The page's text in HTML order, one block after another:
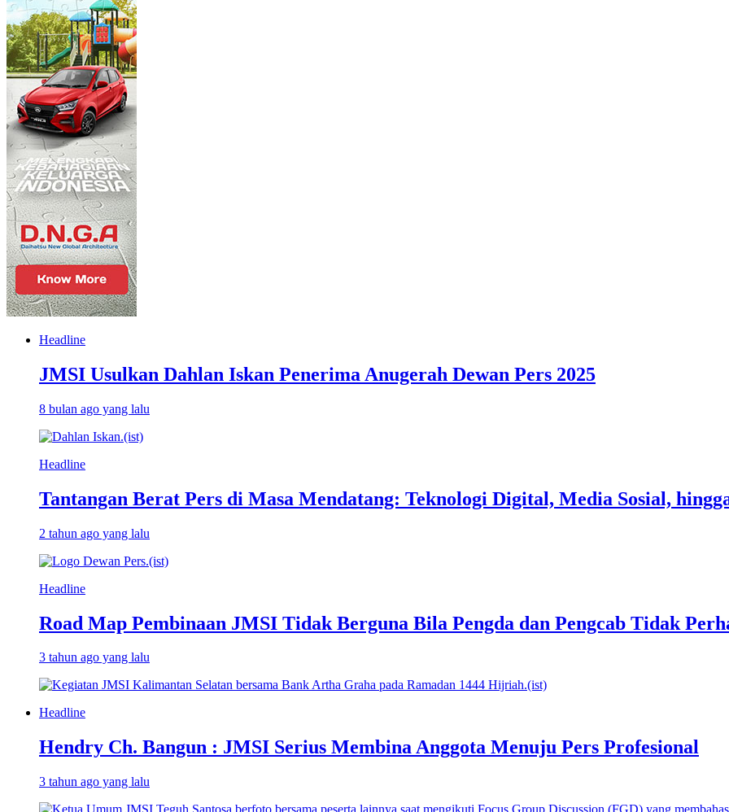
Headline
JMSI Usulkan Dahlan Iskan Penerima Anugerah Dewan Pers 2025
8 bulan ago yang lalu
Headline
Tantangan Berat Pers di Masa Mendatang: Teknologi Digital, Media Sosial,
2 tahun ago yang lalu
Headline
Road Map Pembinaan JMSI Tidak Berguna Bila Pengda dan Pengcab Tidak
3 tahun ago yang lalu
Headline
Hendry Ch. Bangun : JMSI Serius Membina Anggota Menuju Pers Profesional
3 tahun ago yang lalu